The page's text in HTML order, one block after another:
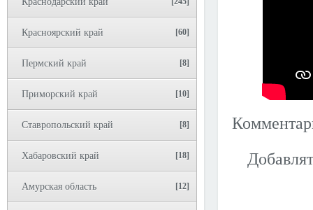
Красноярский край [60]
Пермский край [8]
Приморский край [10]
Ставропольский край [8]
Хабаровский край [18]
Амурская область [12]